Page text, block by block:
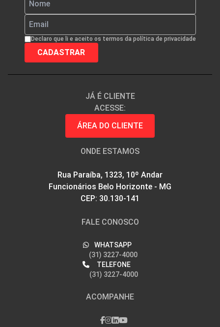
Declaro que li e aceito os termos da política de privacidade
JÁ É CLIENTE
ACESSE:
ÁREA DO CLIENTE
ONDE ESTAMOS
Rua Paraíba, 1323, 10º Andar
Funcionários Belo Horizonte - MG
CEP: 30.130-141
FALE CONOSCO
WHATSAPP
(31) 3227-4000
TELEFONE
(31) 3227-4000
ACOMPANHE